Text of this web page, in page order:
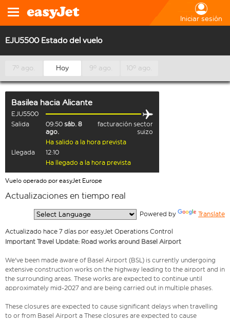
Iniciar sesión
EJU5500 Estado del vuelo
7º ago. Hoy 9º ago. 10º ago.
Basilea hacia Alicante
EJU5500
Salida
09:50 sáb. 8
ago.
facturación sector
suizo
Ha salido a la hora prevista
Llegada
12:10
Ha llegado a la hora prevista
Vuelo operado por easyJet Europe
Actualizaciones en tiempo real
Powered by Translate
Actualizado hace 7 días por easyJet Operations Control
Important Travel Update: Road works around Basel Airport
We've been made aware of Basel Airport (BSL) is currently undergoing
extensive construction works on the highway leading to the airport and in
the surrounding areas. These works are expected to continue until
approximately mid-2027 and are being carried out in multiple phases.
These closures are expected to cause significant delays when travelling
to or from Basel Airport a These closures are expected to cause